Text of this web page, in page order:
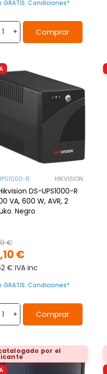
GRATIS. Condiciones*
+ Comprar
R HIKVISION
DS-UPS1000-R
VA, 600 W, AVR, 2
Negro
€
€
€ IVA inc
GRATIS. Condiciones*
+ Comprar
por el